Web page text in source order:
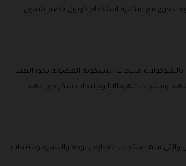
الاخرى مع امكانية استخدام كوبون خصم شمول
منتجات البسكوته العضوية بجوز الهند
ومنتجات الهيمالايا ومنتجات سكر جوز الهند
منها منتجات العنايه بالوجه والبشره ومنتجات